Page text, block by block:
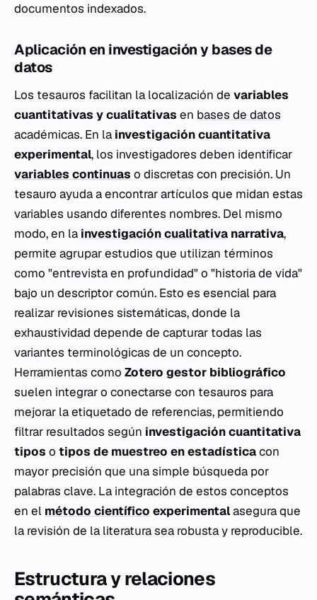
documentos indexados.
Aplicación en investigación y bases de
datos
Los tesauros facilitan la localización de variables
cuantitativas y cualitativas en bases de datos
académicas. En la investigación cuantitativa
experimental, los investigadores deben identificar
variables continuas o discretas con precisión. Un
tesauro ayuda a encontrar artículos que midan estas
variables usando diferentes nombres. Del mismo
modo, en la investigación cualitativa narrativa,
permite agrupar estudios que utilizan términos
como "entrevista en profundidad" o "historia de vida"
bajo un descriptor común. Esto es esencial para
realizar revisiones sistemáticas, donde la
exhaustividad depende de capturar todas las
variantes terminológicas de un concepto.
Herramientas como Zotero gestor bibliográfico
suelen integrar o conectarse con tesauros para
mejorar la etiquetado de referencias, permitiendo
filtrar resultados según investigación cuantitativa
tipos o tipos de muestreo en estadísticacon
mayor precisión que una simple búsqueda por
palabras clave. La integración de estos conceptos
en el método científico experimentalasegura que
la revisión de la literatura sea robusta y reproducible.
Estructura y relaciones